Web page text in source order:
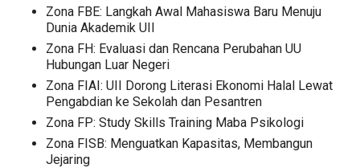
Zona FBE: Langkah Awal Mahasiswa Baru Menuju
Dunia Akademik UII
Zona FH: Evaluasi dan Rencana Perubahan UU
Hubungan Luar Negeri
Zona FIAI: UII Dorong Literasi Ekonomi Halal Lewat
Pengabdian ke Sekolah dan Pesantren
Zona FP: Study Skills Training Maba Psikologi
Zona FISB: Menguatkan Kapasitas, Membangun
Jejaring